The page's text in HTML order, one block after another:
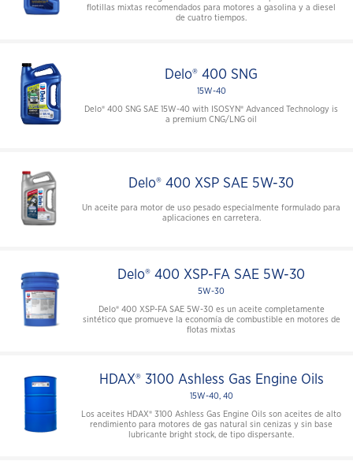
flotillas mixtas recomendados para motores a gasolina y a diesel
de cuatro tiempos.
Delo® 400 SNG
15W-40
Delo® 400 SNG SAE 15W-40 with ISOSYN® Advanced Technology is
a premium CNG/LNG oil
Delo® 400 XSP SAE 5W-30
Un aceite para motor de uso pesado especialmente formulado para
aplicaciones en carretera.
Delo® 400 XSP-FA SAE 5W-30
5W-30
Delo® 400 XSP-FA SAE 5W-30 es un aceite completamente
sintético que promueve la economía de combustible en motores de
flotas mixtas
HDAX® 3100 Ashless Gas Engine Oils
15W-40, 40
Los aceites HDAX® 3100 Ashless Gas Engine Oils son aceites de alto
rendimiento para motores de gas natural sin cenizas y sin base
lubricante bright stock, de tipo dispersante.